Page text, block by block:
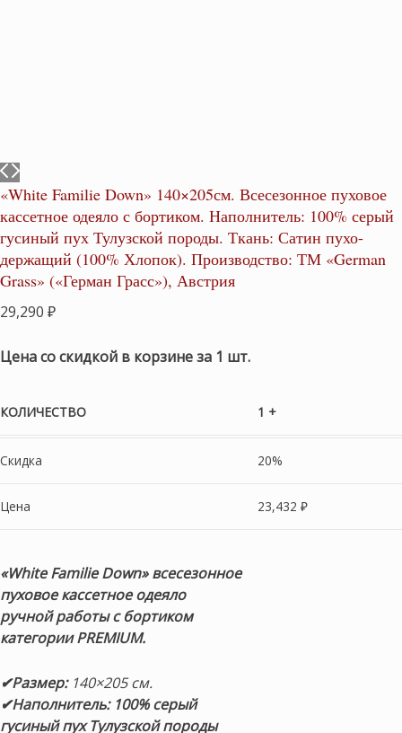
«White Familie Down» 140×205см. Всесезонное пуховое
кассетное одеяло с бортиком. Наполнитель: 100% серый
гусиный пух Тулузской породы. Ткань: Сатин пухо-
держащий (100% Хлопок). Производство: ТМ «German
Grass» («Герман Грасс»), Австрия
29,290 ₽
Цена со скидкой в корзине за 1 шт.
КОЛИЧЕСТВО 1 +
Скидка 20%
Цена 23,432 ₽
«White Familie Down» всесезонное
пуховое кассетное одеяло
ручной работы с бортиком
категории PREMIUM.
✔Размер:140×205 см.
✔Наполнитель: 100% серый
гусиный пух Тулузской породы